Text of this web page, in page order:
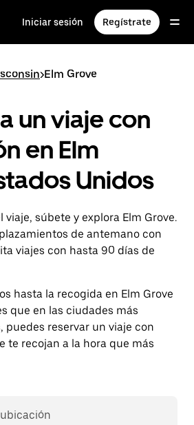
Iniciar sesión Regístrate
>Elm Grove
un viaje con
en Elm
Unidos
viaje, súbete y explora Elm Grove.
de antemano con
viajes con hasta 90 días de
hasta la recogida en Elm Grove
que en las ciudades más
puedes reservar un viaje con
te recojan a la hora que más